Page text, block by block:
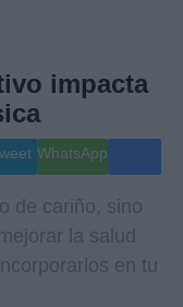
impacta
WhatsApp
de cariño, sino
la salud
en tu